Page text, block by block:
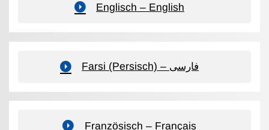
Englisch – English
Farsi (Persisch) – فارسی
Französisch – Français